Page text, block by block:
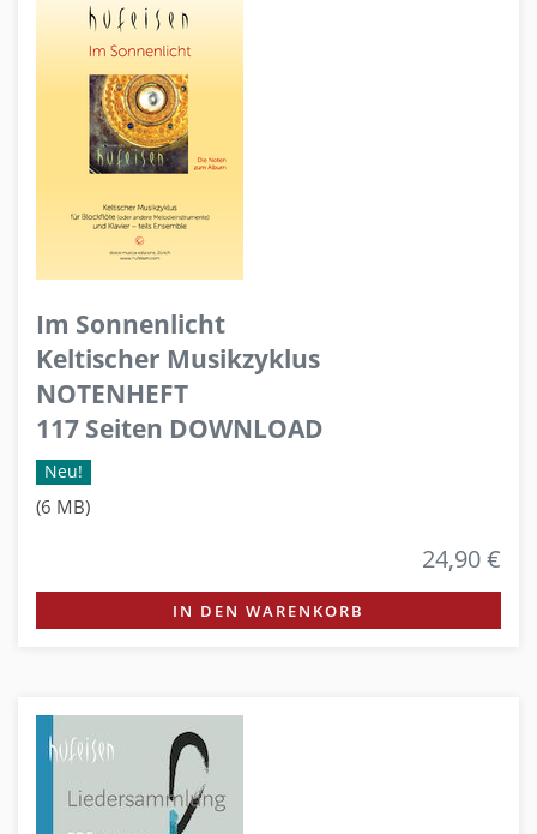
Im Sonnenlicht
Keltischer Musikzyklus
NOTENHEFT
117 Seiten DOWNLOAD
Neu!
(6 MB)
24,90 €
IN DEN WARENKORB